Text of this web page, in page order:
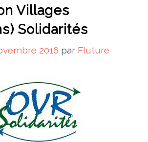
Villages
Solidarités
2016 par Fluture